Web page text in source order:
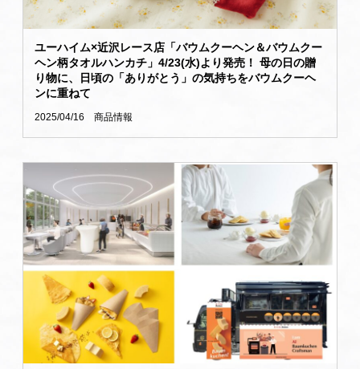
ユーハイム×近沢レース店「バウムクーヘン＆バウムクー
ヘン柄タオルハンカチ」4/23(水)より発売！ 母の日の贈
り物に、日頃の「ありがとう」の気持ちをバウムクーヘ
ンに重ねて
2025/04/16 商品情報